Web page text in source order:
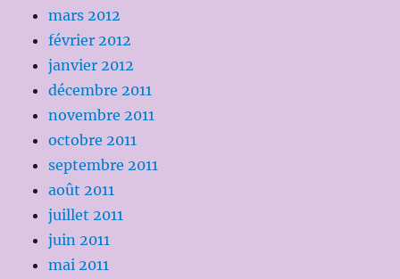
mars 2012
février 2012
janvier 2012
décembre 2011
novembre 2011
octobre 2011
septembre 2011
août 2011
juillet 2011
juin 2011
mai 2011